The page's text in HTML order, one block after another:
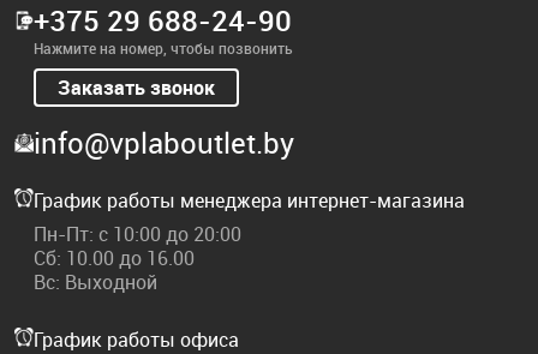
+375 29 688-24-90
Нажмите на номер, чтобы позвонить
Заказать звонок
info@vplaboutlet.by
График работы менеджера интернет-магазина
Пн-Пт: с 10:00 до 20:00
Сб: 10.00 до 16.00
Вс: Выходной
График работы офиса